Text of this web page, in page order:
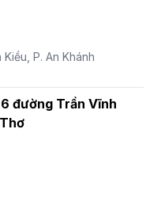
P. An Khánh
đường Trần Vĩnh